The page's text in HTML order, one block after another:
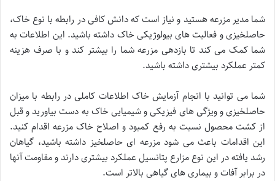
شما مدیر مزرعه هستید و نیاز است که دانش کافی در رابطه با نوع خاک،
حاصلخیزی و فعالیت های بیولوژیکی خاک داشته باشید. این اطلاعات به
شما کمک می کند تا بازدهی مزرعه شما را بیشتر کند و با صرف هزینه
کمتر عملکرد بیشتری داشته باشید.
شما می توانید با انجام آزمایش خاک اطلاعات کاملی در رابطه با میزان
حاصلخیزی و ویژگی های فیزیکی و شیمیایی خاک به دست بیاورید و قبل
از کشت محصول نسبت به رفع کمبود و اصلاح خاک مزرعه اقدام کنید.
این اقدامات باعث می شود مزرعه ای حاصلخیز داشته باشید، گیاهان
رشد یافته در این نوع مزارع پتانسیل عملکرد بیشتری دارند و مقاومت آنها
در برابر آفات و بیماری های گیاهی بالاتر است.